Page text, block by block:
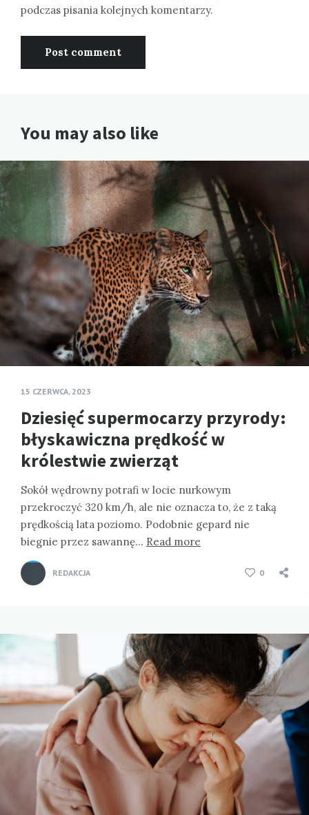
podczas pisania kolejnych komentarzy.
You may also like
15 CZERWCA, 2023
Dziesięć supermocarzy przyrody:
błyskawiczna prędkość w
królestwie zwierząt
Sokół wędrowny potrafi w locie nurkowym
przekroczyć 320 km/h, ale nie oznacza to, że z taką
prędkością lata poziomo. Podobnie gepard nie
biegnie przez sawannę… Read more
REDAKCJA 0